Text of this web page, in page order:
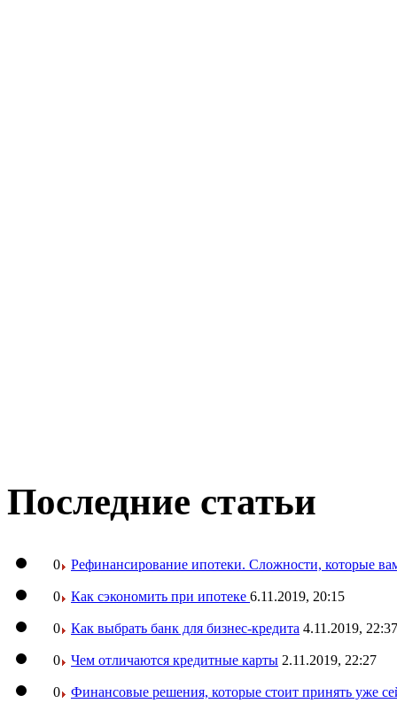
Последние статьи
0 Рефинансирование ипотеки. Сложности, которые
0 Как сэкономить при ипотеке 6.11.2019, 20:15
0 Как выбрать банк для бизнес-кредита 4.11.2019, 22:37
0 Чем отличаются кредитные карты 2.11.2019, 22:27
0 Финансовые решения, которые стоит принять уже